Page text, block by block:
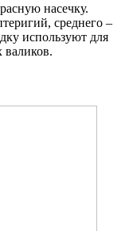
насечку.
среднего –
используют для
валиков.